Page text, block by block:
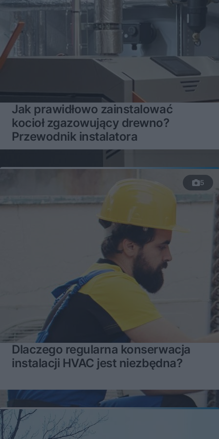
Jak prawidłowo zainstalować
kocioł zgazowujący drewno?
Przewodnik instalatora
5
Dlaczego regularna konserwacja
instalacji HVAC jest niezbędna?